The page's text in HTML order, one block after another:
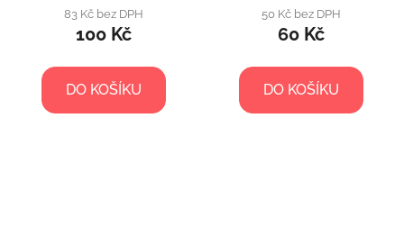
83 Kč bez DPH
100 Kč
DO KOŠÍKU
50 Kč bez DPH
60 Kč
DO KOŠÍKU